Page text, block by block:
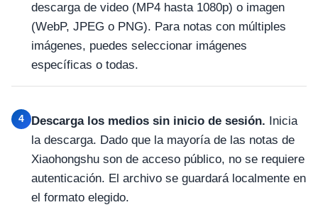
descarga de video (MP4 hasta 1080p) o imagen
(WebP, JPEG o PNG). Para notas con múltiples
imágenes, puedes seleccionar imágenes
específicas o todas.
4 Descarga los medios sin inicio de sesión. Inicia
la descarga. Dado que la mayoría de las notas de
Xiaohongshu son de acceso público, no se requiere
autenticación. El archivo se guardará localmente en
el formato elegido.